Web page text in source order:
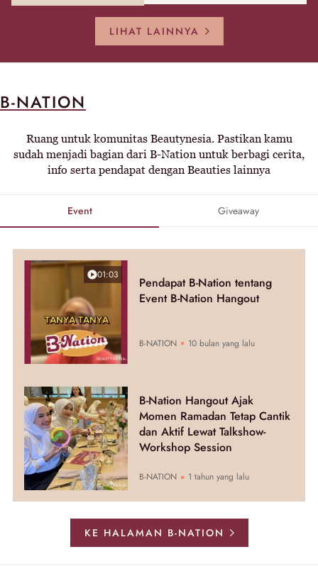
LIHAT LAINNYA
B-NATION
Ruang untuk komunitas Beautynesia. Pastikan kamu
sudah menjadi bagian dari B-Nation untuk berbagi cerita,
info serta pendapat dengan Beauties lainnya
Event Giveaway
01:03
Pendapat B-Nation tentang
Event B-Nation Hangout
B-NATION 10 bulan yang lalu
B-Nation Hangout Ajak
Momen Ramadan Tetap Cantik
dan Aktif Lewat Talkshow-
Workshop Session
B-NATION 1 tahun yang lalu
KE HALAMAN B-NATION